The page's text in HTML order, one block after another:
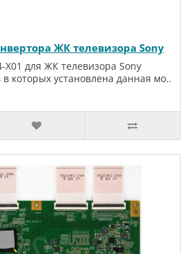
ЖК телевизора Sony
X01 для ЖК телевизора Sony
которых установлена данная мо..